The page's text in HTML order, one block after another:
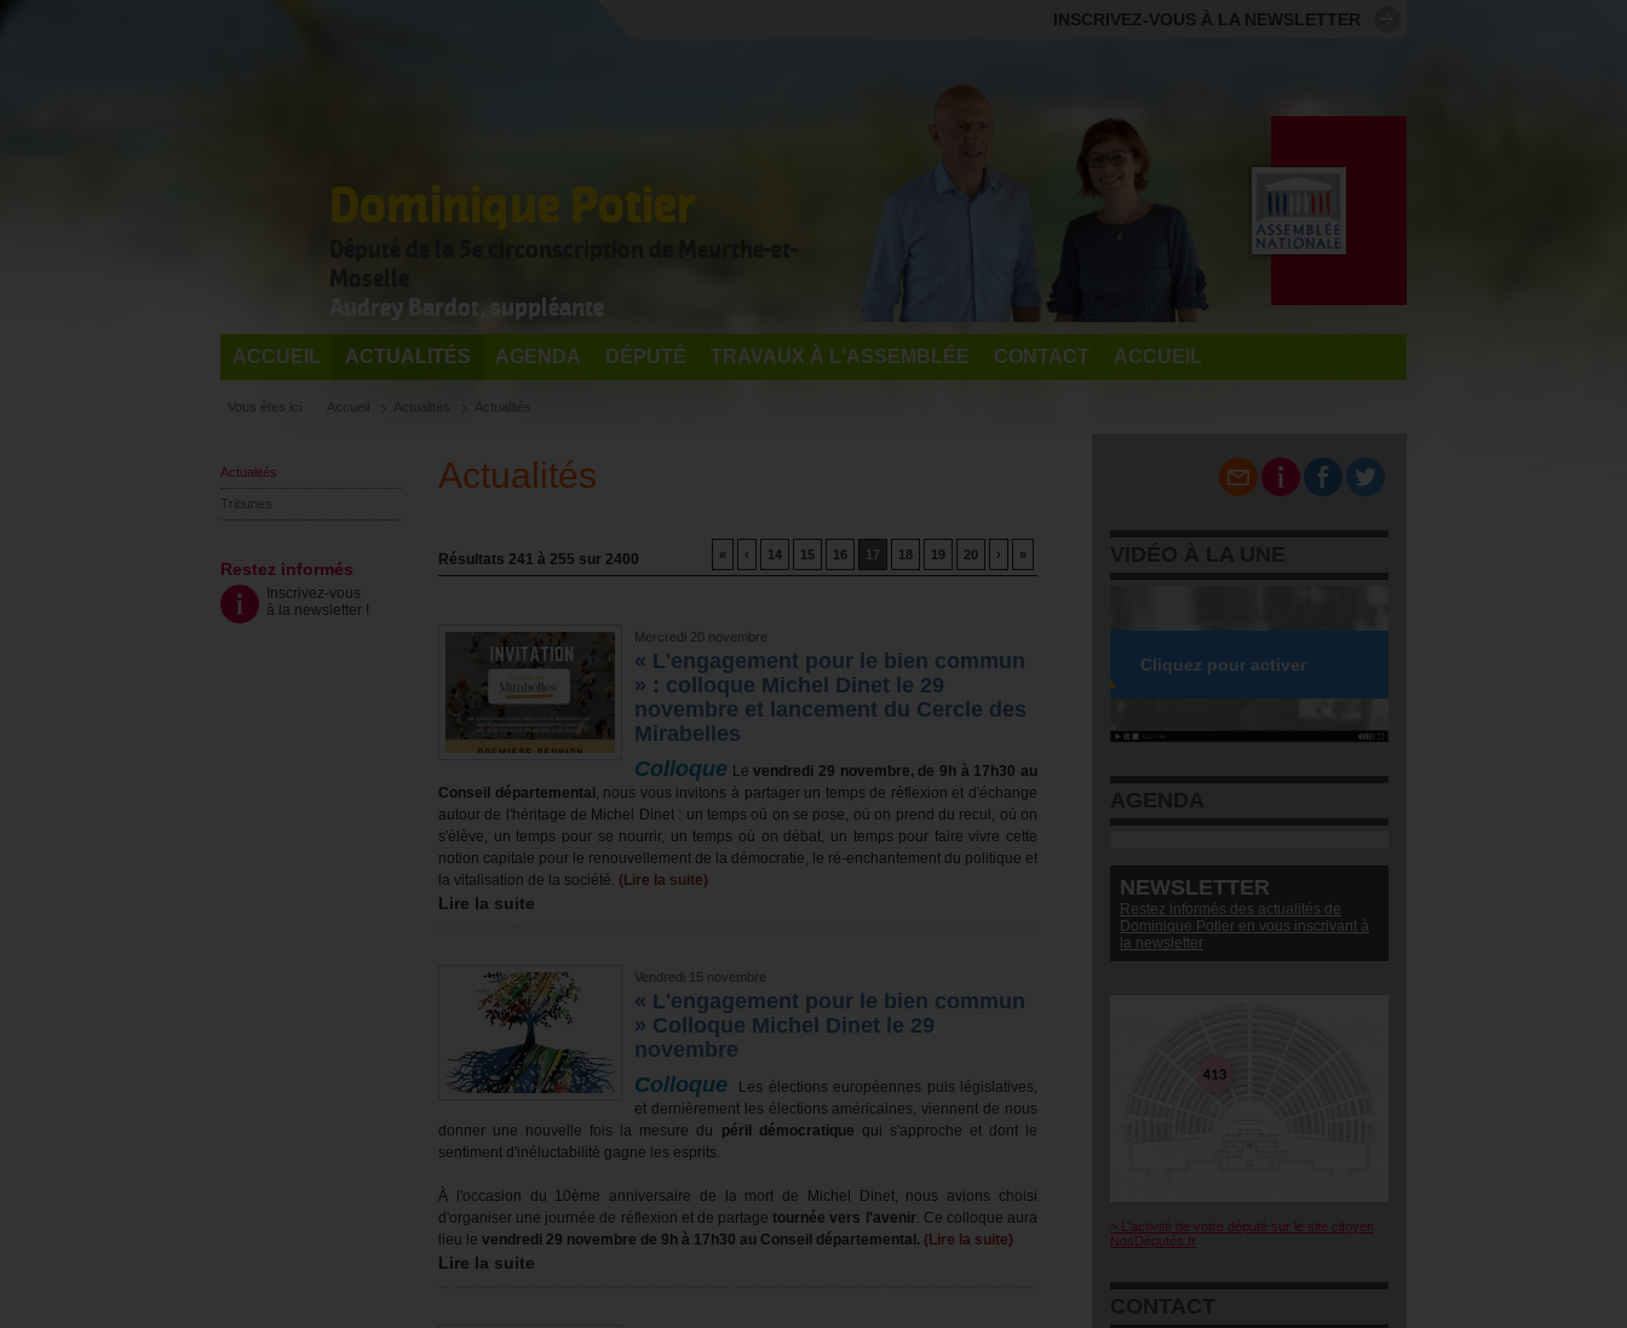
INSCRIVEZ-VOUS À LA NEWSLETTER
Dominique Potier
Audrey Bardot, suppléante
ACCUEIL ACTUALITÉS AGENDA DÉPUTÉ TRAVAUX À L'ASSEMBLÉE CONTACT ACCUEIL
Vous êtes ici : Accueil Actualités Actualités
Actualités
Tribunes
Restez informés
Inscrivez-vous
à la newsletter !
NEWSLETTER
Restez informés des actualités de
Dominique Potier en vous inscrivant à
la newsletter
> L'activité de votre député sur le site citoyen
NosDéputés.fr
Actualités
« ‹ 14 15 16 17 18 19 20 › »
Résultats 241 à 255 sur 2400
Mercredi 20 novembre
« L'engagement pour le bien commun
» : colloque Michel Dinet le 29
novembre et lancement du Cercle des
Mirabelles
Colloque Levendredi 29 novembre, de 9h à 17h30 au
Conseil départemental , nous vous invitons à partager un temps de réflexion et d'échange
autour de l'héritage de Michel Dinet : un temps où on se pose, où on prend du recul, où on
s'élève, un temps pour se nourrir, un temps où on débat, un temps pour faire vivre cette
notion capitale pour le renouvellement de la démocratie, le ré-enchantement du politique et
la vitalisation de la société. (Lire la suite)
Lire la suite
Vendredi 15 novembre
« L'engagement pour le bien commun
» Colloque Michel Dinet le 29
novembre
Colloque
Les élections européennes puis législatives,
et dernièrement les élections américaines, viennent de nous
donner une nouvelle fois la mesure du
péril démocratique qui s'approche et dont le
sentiment d'inéluctabilité gagne les esprits.
À l'occasion du 10ème anniversaire de la mort de Michel Dinet, nous avions choisi
d'organiser une journée de réflexion et de partagetournée vers l'avenir. Ce colloque aura
lieu le vendredi 29 novembre de 9h à 17h30 au Conseil départemental. (Lire la suite)
Lire la suite